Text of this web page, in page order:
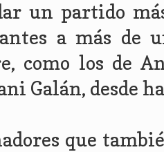
un partido
a más de
como los de
Galán, desde
que